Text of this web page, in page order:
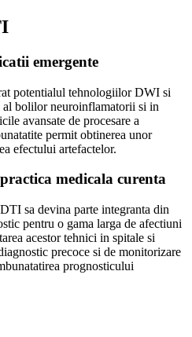
emergente
potentialul tehnologiilor DWI si
bolilor neuroinflamatorii si in
avansate de procesare a
permit obtinerea unor
efectului artefactelor.
medicala curenta
sa devina parte integranta din
pentru o gama larga de afectiuni
acestor tehnici in spitale si
precoce si de monitorizare
prognosticului